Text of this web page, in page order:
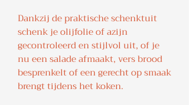
Dankzij de praktische schenktuit
schenk je olijfolie of azijn
gecontroleerd en stijlvol uit, of je
nu een salade afmaakt, vers brood
besprenkelt of een gerecht op smaak
brengt tijdens het koken.